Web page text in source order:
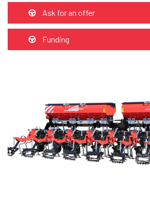
Ask for an offer
Funding